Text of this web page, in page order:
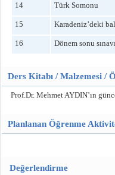
14 Türk Somonu
15 Karadeniz’deki
16 Dönem sonu
Ders Kitabı / Malzemesi /
Prof.Dr. Mehmet AYDIN’ın
Planlanan Öğrenme
Değerlendirme